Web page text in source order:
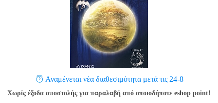
Αναμένεται νέα διαθεσιμότητα μετά τις 24-8
Χωρίς έξοδα αποστολής για παραλαβή από οποιοδήποτε eshop point!